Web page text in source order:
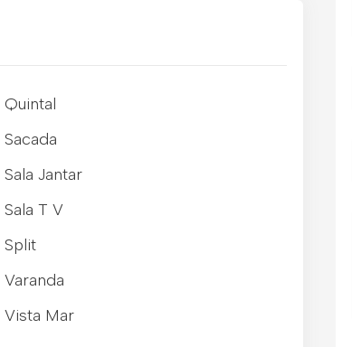
Quintal
Sacada
Sala Jantar
Sala T V
Split
Varanda
Vista Mar